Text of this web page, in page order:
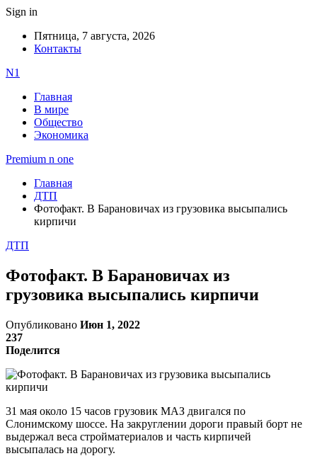
Sign in
Пятница, 7 августа, 2026
Контакты
N1
Главная
В мире
Общество
Экономика
Premium n one
Главная
ДТП
Фотофакт. В Барановичах из грузовика высыпались
кирпичи
ДТП
Фотофакт. В Барановичах из
грузовика высыпались кирпичи
Опубликовано Июн 1, 2022
237
Поделится
31 мая около 15 часов грузовик МАЗ двигался по
Слонимскому шоссе. На закруглении дороги правый борт не
выдержал веса стройматериалов и часть кирпичей
высыпалась на дорогу.